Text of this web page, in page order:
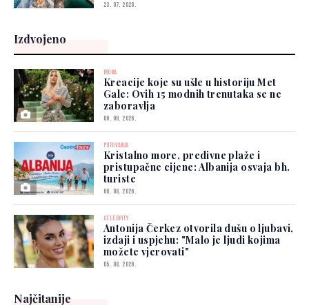
23. 07. 2026.
Izdvojeno
MODA
Kreacije koje su ušle u historiju Met
Gale: Ovih 15 modnih trenutaka se ne
zaboravlja
06. 08. 2026.
PUTOVANJA
Kristalno more, predivne plaže i
pristupačne cijene: Albanija osvaja bh.
turiste
06. 08. 2026.
CELEBRITY
Antonija Čerkez otvorila dušu o ljubavi,
izdaji i uspjehu: "Malo je ljudi kojima
možete vjerovati"
05. 08. 2026.
Najčitanije